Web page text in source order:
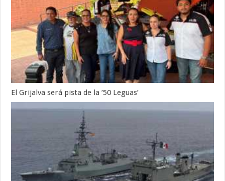
El Grijalva será pista de la ’50 Leguas’